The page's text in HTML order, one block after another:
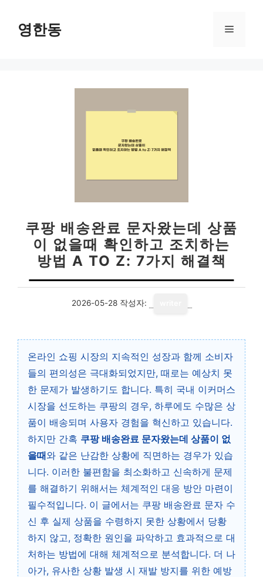
영한동 메
쿠팡 배송완료 문자왔는데 상품
이 없을때 확인하고 조치하는
방법 A TO Z: 7가지 해결책
2026-05-28 작성자:
온라인 쇼핑 시장의 지속적인 성장과 함께 소비자
들의 편의성은 극대화되었지만, 때로는 예상치 못
한 문제가 발생하기도 합니다. 특히 국내 이커머스
시장을 선도하는 쿠팡의 경우, 하루에도 수많은 상
품이 배송되며 사용자 경험을 혁신하고 있습니다.
하지만 간혹 쿠팡 배송완료 문자왔는데 상품이 없
을때와 같은 난감한 상황에 직면하는 경우가 있습
니다. 이러한 불편함을 최소화하고 신속하게 문제
를 해결하기 위해서는 체계적인 대응 방안 마련이
필수적입니다. 이 글에서는 쿠팡 배송완료 문자 수
신 후 실제 상품을 수령하지 못한 상황에서 당황
하지 않고, 정확한 원인을 파악하고 효과적으로 대
처하는 방법에 대해 체계적으로 분석합니다. 더 나
아가, 유사한 상황 발생 시 재발 방지를 위한 예방